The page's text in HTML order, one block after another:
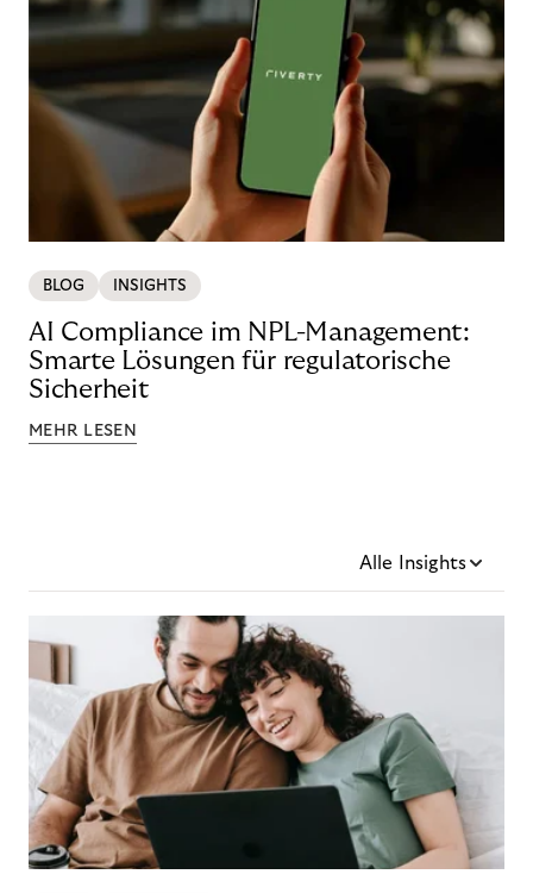
BLOG INSIGHTS
AI Compliance im NPL-Management:
Smarte Lösungen für regulatorische
Sicherheit
MEHR LESEN
Alle Insights